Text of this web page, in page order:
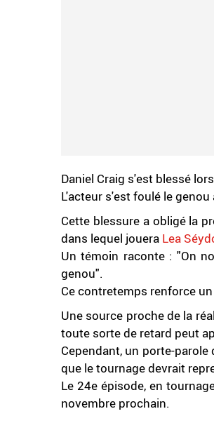
Daniel Craig s'est blessé
L'acteur s'est foulé le
Cette blessure a obligé la
dans lequel jouera Lea
Un témoin raconte : "On
genou".
Ce contretemps renforce
Une source proche de la
toute sorte de retard peut
Cependant, un porte-
que le tournage devrait
Le 24e épisode, en
novembre prochain.